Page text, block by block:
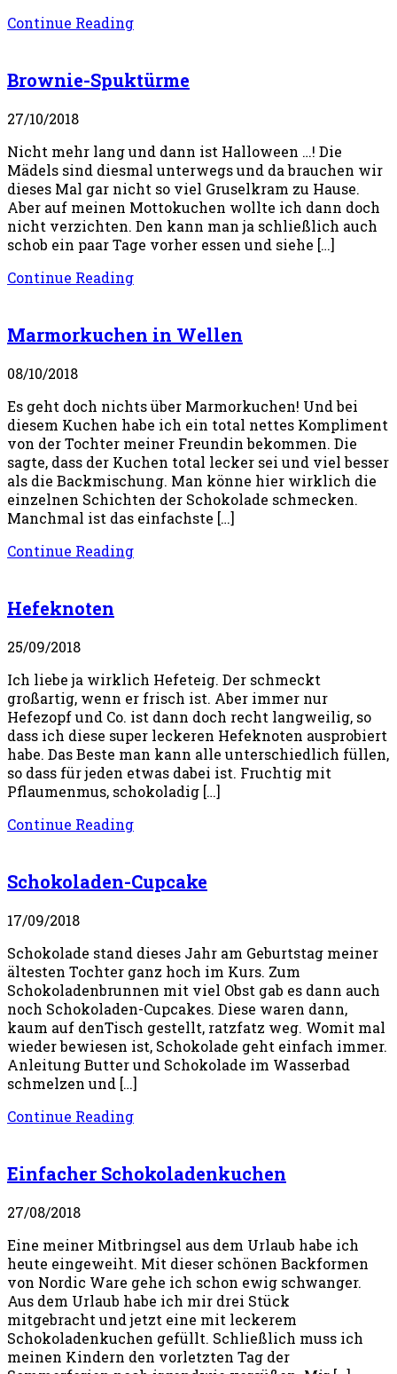
Continue Reading
Brownie-Spuktürme
27/10/2018
Nicht mehr lang und dann ist Halloween …! Die
Mädels sind diesmal unterwegs und da brauchen wir
dieses Mal gar nicht so viel Gruselkram zu Hause.
Aber auf meinen Mottokuchen wollte ich dann doch
nicht verzichten. Den kann man ja schließlich auch
schob ein paar Tage vorher essen und siehe […]
Continue Reading
Marmorkuchen in Wellen
08/10/2018
Es geht doch nichts über Marmorkuchen! Und bei
diesem Kuchen habe ich ein total nettes Kompliment
von der Tochter meiner Freundin bekommen. Die
sagte, dass der Kuchen total lecker sei und viel besser
als die Backmischung. Man könne hier wirklich die
einzelnen Schichten der Schokolade schmecken.
Manchmal ist das einfachste […]
Continue Reading
Hefeknoten
25/09/2018
Ich liebe ja wirklich Hefeteig. Der schmeckt
großartig, wenn er frisch ist. Aber immer nur
Hefezopf und Co. ist dann doch recht langweilig, so
dass ich diese super leckeren Hefeknoten ausprobiert
habe. Das Beste man kann alle unterschiedlich füllen,
so dass für jeden etwas dabei ist. Fruchtig mit
Pflaumenmus, schokoladig […]
Continue Reading
Schokoladen-Cupcake
17/09/2018
Schokolade stand dieses Jahr am Geburtstag meiner
ältesten Tochter ganz hoch im Kurs. Zum
Schokoladenbrunnen mit viel Obst gab es dann auch
noch Schokoladen-Cupcakes. Diese waren dann,
kaum auf denTisch gestellt, ratzfatz weg. Womit mal
wieder bewiesen ist, Schokolade geht einfach immer.
Anleitung Butter und Schokolade im Wasserbad
schmelzen und […]
Continue Reading
Einfacher Schokoladenkuchen
27/08/2018
Eine meiner Mitbringsel aus dem Urlaub habe ich
heute eingeweiht. Mit dieser schönen Backformen
von Nordic Ware gehe ich schon ewig schwanger.
Aus dem Urlaub habe ich mir drei Stück
mitgebracht und jetzt eine mit leckerem
Schokoladenkuchen gefüllt. Schließlich muss ich
meinen Kindern den vorletzten Tag der